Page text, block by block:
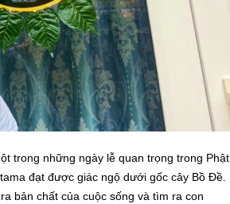
trong những ngày lễ quan trọng trong Phật
đạt được giác ngộ dưới gốc cây Bồ Đề.
bản chất của cuộc sống và tìm ra con